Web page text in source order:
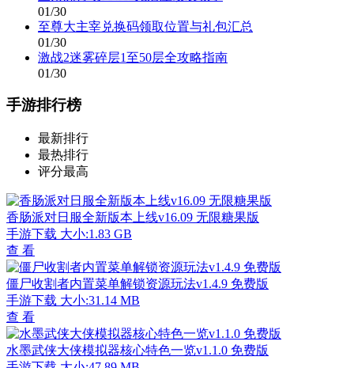
01/30
至尊大主宰兑换码领取位置与礼包汇总
01/30
激战2迷雾碎层1至50层全攻略指南
01/30
手游排行榜
最新排行
最热排行
评分最高
香肠派对日服全新版本上线v16.09 无限糖果版
手游下载 大小:1.83 GB
查 看
僵尸收割者内置菜单解锁资源玩法v1.4.9 免费版
手游下载 大小:31.14 MB
查 看
水墨武侠大侠模拟器核心特色一览v1.1.0 免费版